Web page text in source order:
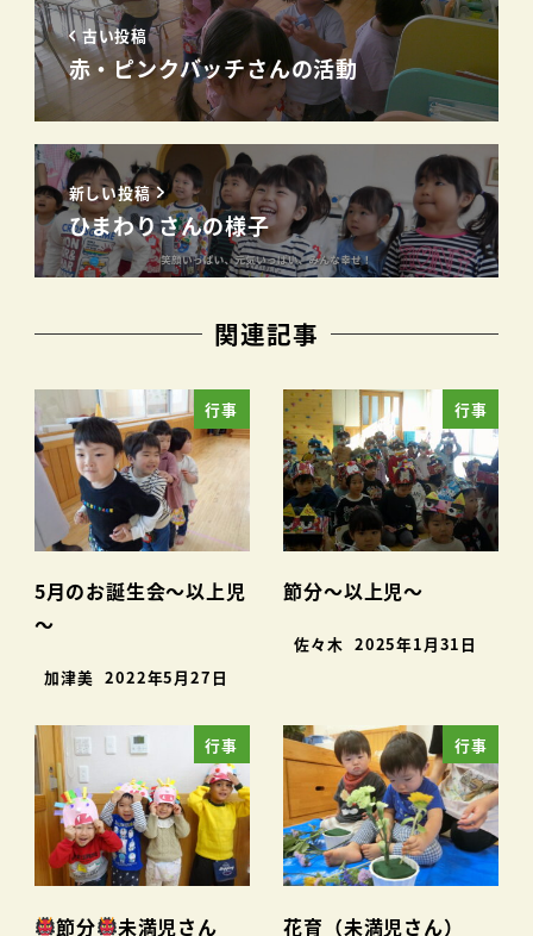
古い投稿
赤・ピンクバッチさんの活動
新しい投稿
ひまわりさんの様子
関連記事
行事
5月のお誕生会～以上児
～
加津美 2022年5月27日
行事
節分～以上児～
佐々木 2025年1月31日
行事
節分 未満児さん
行事
花育（未満児さん）